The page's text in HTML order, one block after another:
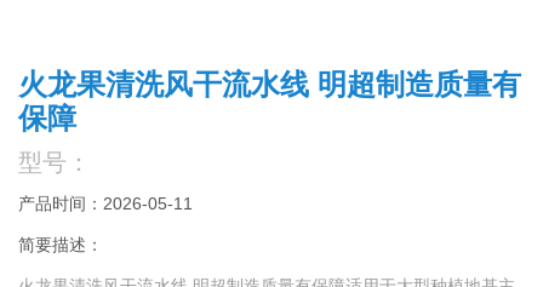
火龙果清洗风干流水线 明超制造质量有
保障
型号：
产品时间：2026-05-11
简要描述：